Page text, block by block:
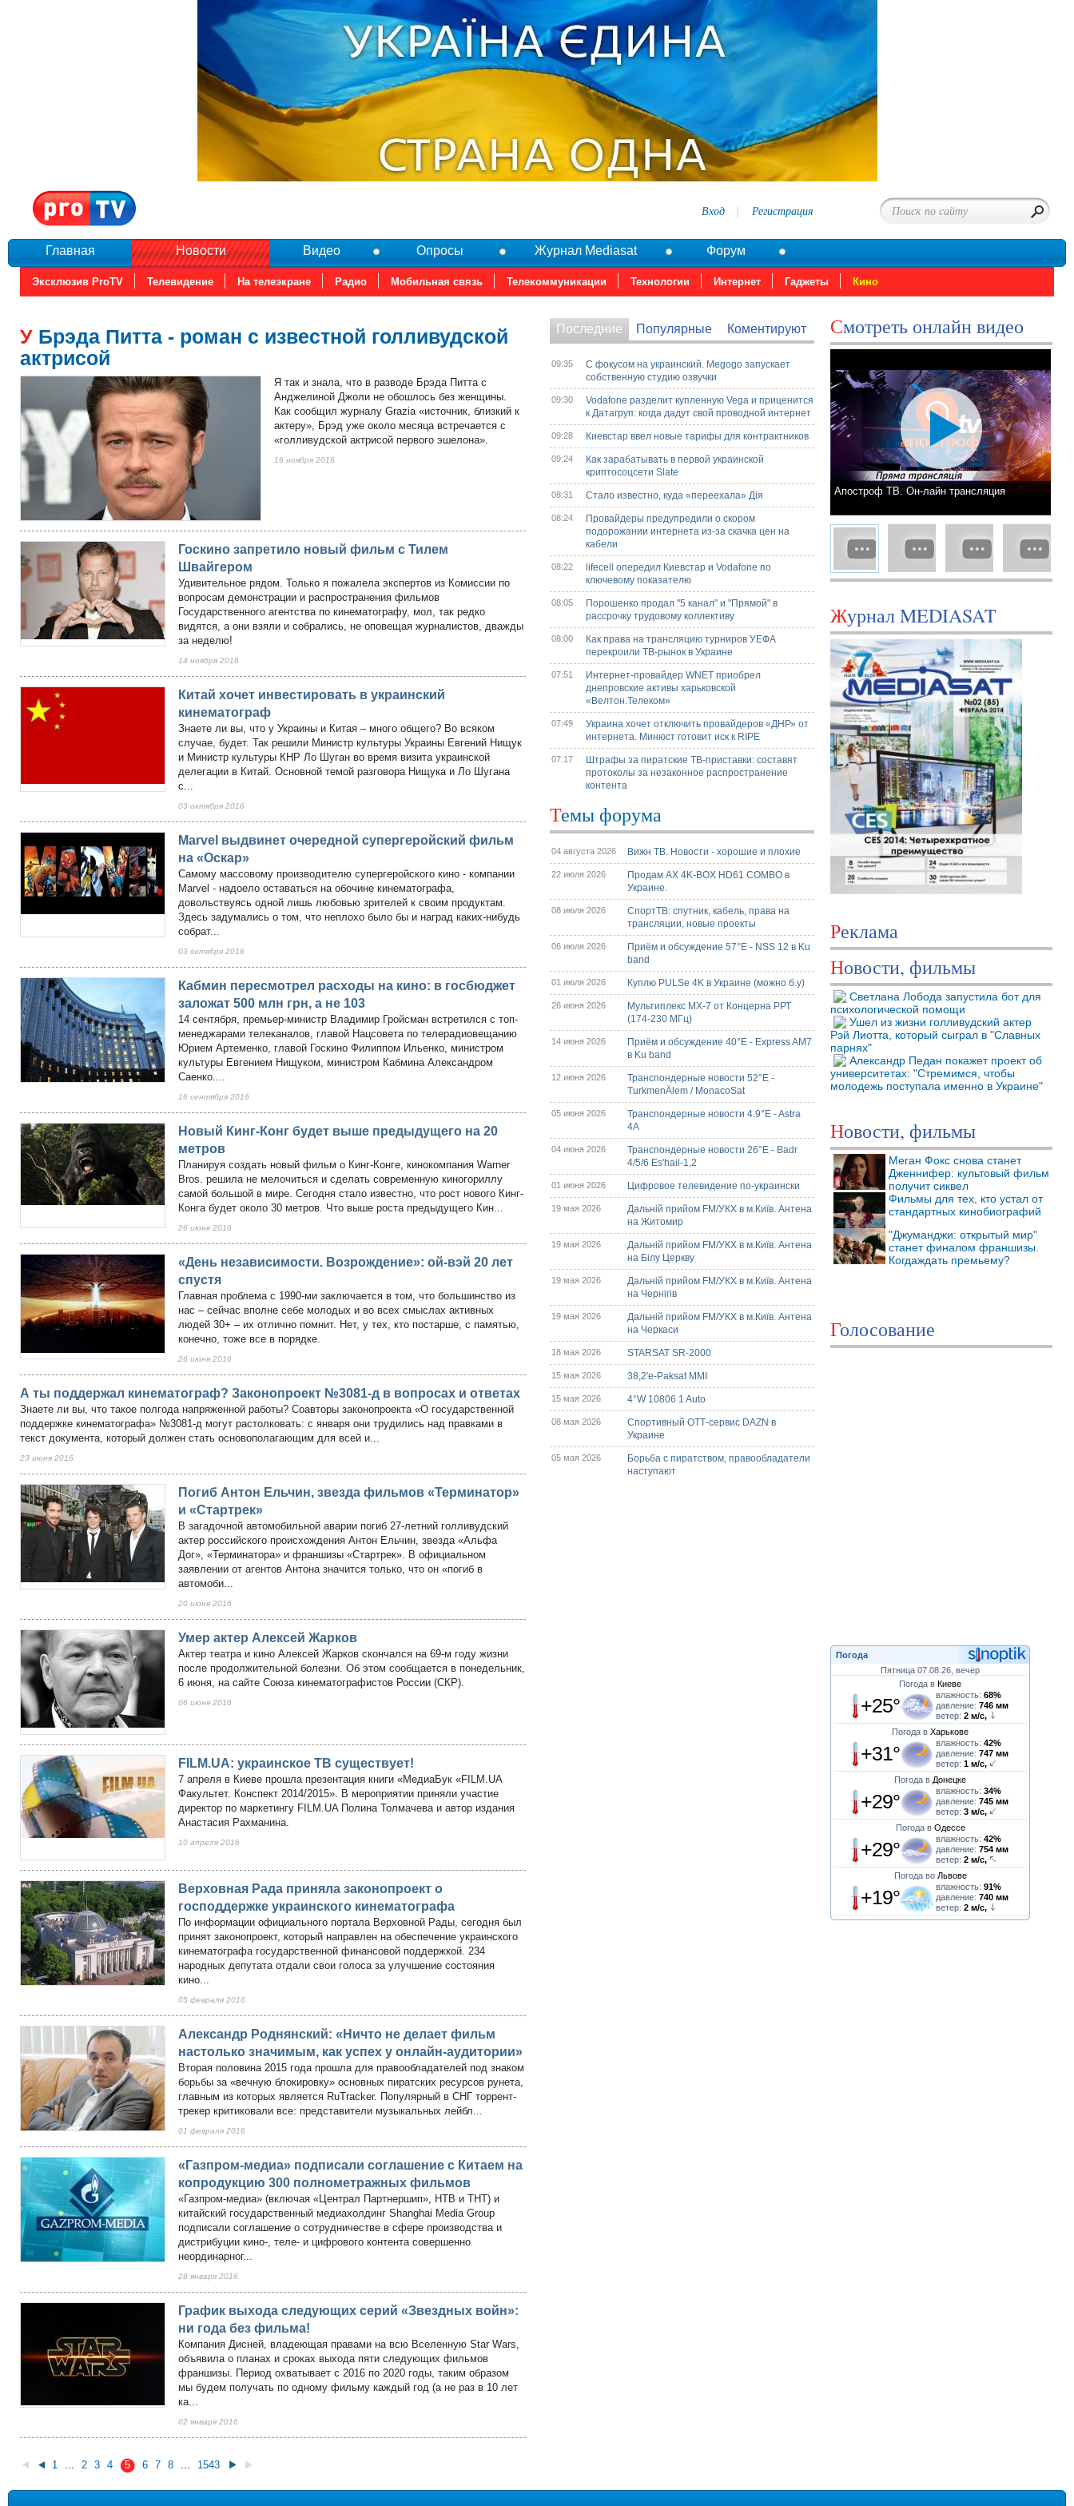
Вход Регистрация
Главная Новости
Эксклюзив ProTV Телевидение На телеэкране Радио Мобильная связь Телекоммуникации Технологии Интернет Гаджеты Кино
Видео Опросы Журнал Mediasat Форум
Смотреть онлайн видео
Апостроф ТВ. Он-лайн трансляция
Журнал MEDIASAT
Реклама
Новости, фильмы
Светлана Лобода запустила бот для
психологической помощи
Ушел из жизни голливудский актер
Рэй Лиотта, который сыграл в "Славных
парнях"
Александр Педан покажет проект об
университетах: "Стремимся, чтобы
молодежь поступала именно в Украине"
Новости, фильмы
Меган Фокс снова станет
Дженнифер: культовый фильм
получит сиквел
Фильмы для тех, кто устал от
стандартных кинобиографий
"Джуманджи: открытый мир"
станет финалом франшизы.
Когдаждать премьему?
Голосование
Погода
Пятница 07.08.26, вечер
Погода в Киеве
+25° влажность: 68%
давление: 746 мм
ветер: 2 м/с,
Погода в Харькове
+31° влажность: 42%
давление: 747 мм
ветер: 1 м/с,
Погода в Донецке
+29° влажность: 34%
давление: 745 мм
ветер: 3 м/с,
Погода в Одессе
+29° влажность: 42%
давление: 754 мм
ветер: 2 м/с,
Погода во Львове
+19° влажность: 91%
давление: 740 мм
ветер: 2 м/с,
У Брэда Питта - роман с известной голливудской
актрисой
Я так и знала, что в разводе Брэда Питта с
Анджелиной Джоли не обошлось без женщины.
Как сообщил журналу Grazia «источник, близкий к
актеру», Брэд уже около месяца встречается с
«голливудской актрисой первого эшелона».
16 ноября 2016
Госкино запретило новый фильм с Тилем
Швайгером
Удивительное рядом. Только я пожалела экспертов из Комиссии по
вопросам демонстрации и распространения фильмов
Государственного агентства по кинематографу, мол, так редко
видятся, а они взяли и собрались, не оповещая журналистов, дважды
за неделю!
14 ноября 2016
Китай хочет инвестировать в украинский
кинематограф
Знаете ли вы, что у Украины и Китая – много общего? Во всяком
случае, будет. Так решили Министр культуры Украины Евгений Нищук
и Министр культуры КНР Ло Шуган во время визита украинской
делегации в Китай. Основной темой разговора Нищука и Ло Шугана
с...
03 октября 2016
Marvel выдвинет очередной супергеройский фильм
на «Оскар»
Самому массовому производителю супергеройского кино - компании
Marvel - надоело оставаться на обочине кинематографа,
довольствуясь одной лишь любовью зрителей к своим продуктам.
Здесь задумались о том, что неплохо было бы и наград каких-нибудь
собрат...
03 октября 2016
Кабмин пересмотрел расходы на кино: в госбюджет
заложат 500 млн грн, а не 103
14 сентября, премьер-министр Владимир Гройсман встретился с топ-
менеджарами телеканалов, главой Нацсовета по телерадиовещанию
Юрием Артеменко, главой Госкино Филиппом Ильенко, министром
культуры Евгением Нищуком, министром Кабмина Александром
Саенко....
16 сентября 2016
Новый Кинг-Конг будет выше предыдущего на 20
метров
Планируя создать новый фильм о Кинг-Конге, кинокомпания Warner
Bros. решила не мелочиться и сделать современную киногориллу
самой большой в мире. Сегодня стало известно, что рост нового Кинг-
Конга будет около 30 метров. Что выше роста предыдущего Кин...
26 июня 2016
«День независимости. Возрождение»: ой-вэй 20 лет
спустя
Главная проблема с 1990-ми заключается в том, что большинство из
нас – сейчас вполне себе молодых и во всех смыслах активных
людей 30+ – их отлично помнит. Нет, у тех, кто постарше, с памятью,
конечно, тоже все в порядке.
26 июня 2016
А ты поддержал кинематограф? Законопроект №3081-д в вопросах и ответах
Знаете ли вы, что такое полгода напряженной работы? Соавторы законопроекта «О государственной
поддержке кинематографа» №3081-д могут растолковать: с января они трудились над правками в
текст документа, который должен стать основополагающим для всей и...
23 июня 2016
Погиб Антон Ельчин, звезда фильмов «Терминатор»
и «Стартрек»
В загадочной автомобильной аварии погиб 27-летний голливудский
актер российского происхождения Антон Ельчин, звезда «Альфа
Дог», «Терминатора» и франшизы «Стартрек». В официальном
заявлении от агентов Антона значится только, что он «погиб в
автомоби...
20 июня 2016
Умер актер Алексей Жарков
Актер театра и кино Алексей Жарков скончался на 69-м году жизни
после продолжительной болезни. Об этом сообщается в понедельник,
6 июня, на сайте Союза кинематографистов России (СКР).
06 июня 2016
FILM.UA: украинское ТВ существует!
7 апреля в Киеве прошла презентация книги «МедиаБук «FILM.UA
Факультет. Конспект 2014/2015». В мероприятии приняли участие
директор по маркетингу FILM.UA Полина Толмачева и автор издания
Анастасия Рахманина.
10 апреля 2016
Верховная Рада приняла законопроект о
господдержке украинского кинематографа
По информации официального портала Верховной Рады, сегодня был
принят законопроект, который направлен на обеспечение украинского
кинематографа государственной финансовой поддержкой. 234
народных депутата отдали свои голоса за улучшение состояния
кино...
05 февраля 2016
Александр Роднянский: «Ничто не делает фильм
настолько значимым, как успех у онлайн-аудитории»
Вторая половина 2015 года прошла для правообладателей под знаком
борьбы за «вечную блокировку» основных пиратских ресурсов рунета,
главным из которых является RuTracker. Популярный в СНГ торрент-
трекер критиковали все: представители музыкальных лейбл...
01 февраля 2016
«Газпром-медиа» подписали соглашение с Китаем на
копродукцию 300 полнометражных фильмов
«Газпром-медиа» (включая «Централ Партнершип», НТВ и ТНТ) и
китайский государственный медиахолдинг Shanghai Media Group
подписали соглашение о сотрудничестве в сфере производства и
дистрибуции кино-, теле- и цифрового контента совершенно
неординарног...
28 января 2016
График выхода следующих серий «Звездных войн»:
ни года без фильма!
Компания Дисней, владеющая правами на всю Вселенную Star Wars,
объявила о планах и сроках выхода пяти следующих фильмов
франшизы. Период охватывает с 2016 по 2020 годы, таким образом
мы будем получать по одному фильму каждый год (а не раз в 10 лет
ка...
02 января 2016
1 ... 2 3 4 5 6 7 8 ... 1543
Последние Популярные Коментируют
09:35
С фокусом на украинский. Megogo запускает
собственную студию озвучки
09:30
Vodafone разделит купленную Vega и приценится
к Датагруп: когда дадут свой проводной интернет
09:28 Киевстар ввел новые тарифы для контрактников
09:24
Как зарабатывать в первой украинской
криптосоцсети Slate
08:31 Стало известно, куда «переехала» Дія
08:24
Провайдеры предупредили о скором
подорожании интернета из-за скачка цен на
кабели
08:22
lifecell опередил Киевстар и Vodafone по
ключевому показателю
08:05
Порошенко продал "5 канал" и "Прямой" в
рассрочку трудовому коллективу
08:00
Как права на трансляцию турниров УЕФА
перекроили ТВ-рынок в Украине
07:51
Интернет-провайдер WNET приобрел
днепровские активы харьковской
«Велтон.Телеком»
07:49
Украина хочет отключить провайдеров «ДНР» от
интернета. Минюст готовит иск к RIPE
07:17
Штрафы за пиратские ТВ-приставки: составят
протоколы за незаконное распространение
контента
Темы форума
04 августа 2026 Вижн ТВ. Новости - хорошие и плохие
22 июля 2026
Продам AX 4K-BOX HD61 COMBO в
Украине.
08 июля 2026
СпортТВ: спутник, кабель, права на
трансляции, новые проекты
06 июля 2026
Приём и обсуждение 57°E - NSS 12 в Ku
band
01 июля 2026 Куплю PULSe 4K в Украине (можно б.у)
26 июня 2026
Мультиплекс МХ-7 от Концерна РРТ
(174-230 МГц)
14 июня 2026
Приём и обсуждение 40°E - Express AM7
в Ku band
12 июня 2026
Транспондерные новости 52°E -
TurkmenÄlem / MonacoSat
05 июня 2026
Транспондерные новости 4.9°E - Astra
4A
04 июня 2026
Транспондерные новости 26°E - Badr
4/5/6 Es'hail-1,2
01 июня 2026 Цифровое телевидение по-украински
19 мая 2026
Дальній прийом FM/УКХ в м.Київ. Антена
на Житомир
19 мая 2026
Дальній прийом FM/УКХ в м.Київ. Антена
на Білу Церкву
19 мая 2026
Дальній прийом FM/УКХ в м.Київ. Антена
на Чернігів
19 мая 2026
Дальній прийом FM/УКХ в м.Київ. Антена
на Черкаси
18 мая 2026 STARSAT SR-2000
15 мая 2026 38,2'e-Paksat MMI
15 мая 2026 4°W 10806 1 Auto
08 мая 2026
Спортивный ОТТ-сервис DAZN в
Украине
05 мая 2026
Борьба с пиратством, правообладатели
наступают